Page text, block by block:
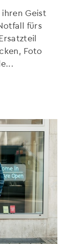
Geist
fürs
Foto